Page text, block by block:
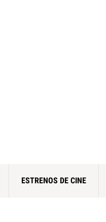
ESTRENOS DE CINE